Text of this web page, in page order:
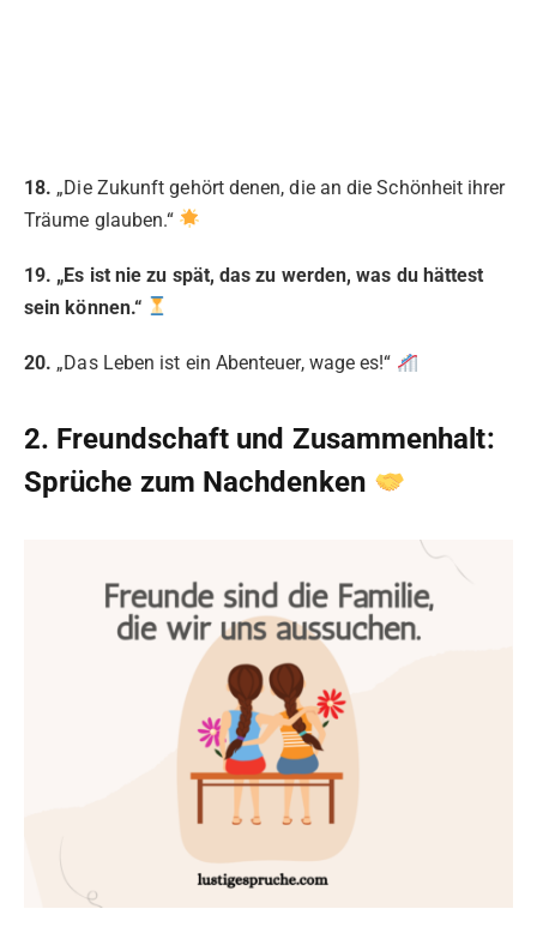
18. „Die Zukunft gehört denen, die an die Schönheit ihrer
Träume glauben.“
19. „Es ist nie zu spät, das zu werden, was du hättest
sein können.“
20. „Das Leben ist ein Abenteuer, wage es!“
2. Freundschaft und Zusammenhalt:
Sprüche zum Nachdenken